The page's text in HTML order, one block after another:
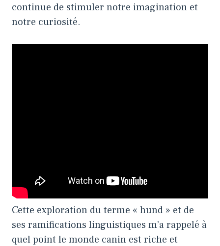
continue de stimuler notre imagination et
notre curiosité.
Cette exploration du terme « hund » et de
ses ramifications linguistiques m’a rappelé à
quel point le monde canin est riche et